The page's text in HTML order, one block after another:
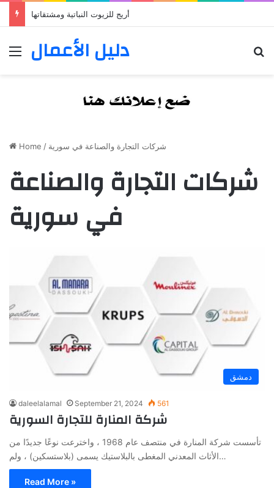
أريج للزيوت النباتية ومشتقاتها
Menu
دليل الأعمال
Home / شركات التجارة والصناعة في سورية
شركات التجارة والصناعة
في سورية
دمشق
daleelalamal September 21, 2024 561
شركة المنارة للتجارة السورية
تأسست شركة المنارة في منتصف عام 1968 ، واخترعت نوعًا جديدًا من
الأثاث المعدني المغطى بالبلاستيك يسمى (بلاستسكين) ، ولم…
Read More »